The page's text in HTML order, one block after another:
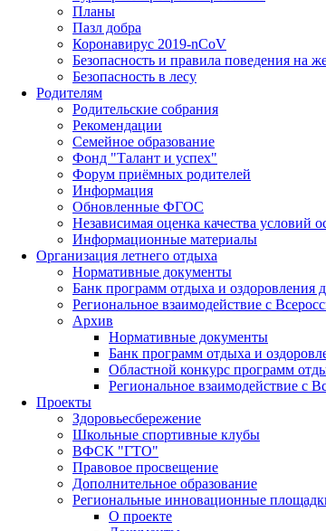
Планы
Пазл добра
Коронавирус 2019-nCoV
Безопасность и правила поведения на
Безопасность в лесу
Родителям
Родительские собрания
Рекомендации
Семейное образование
Фонд "Талант и успех"
Форум приёмных родителей
Информация
Обновленные ФГОС
Независимая оценка качества условий
Информационные материалы
Организация летнего отдыха
Нормативные документы
Банк программ отдыха и оздоровления
Региональное взаимодействие с
Архив
Нормативные документы
Банк программ отдыха и
Областной конкурс программ
Региональное взаимодействие с
Проекты
Здоровьесбережение
Школьные спортивные клубы
ВФСК "ГТО"
Правовое просвещение
Дополнительное образование
Региональные инновационные
О проекте